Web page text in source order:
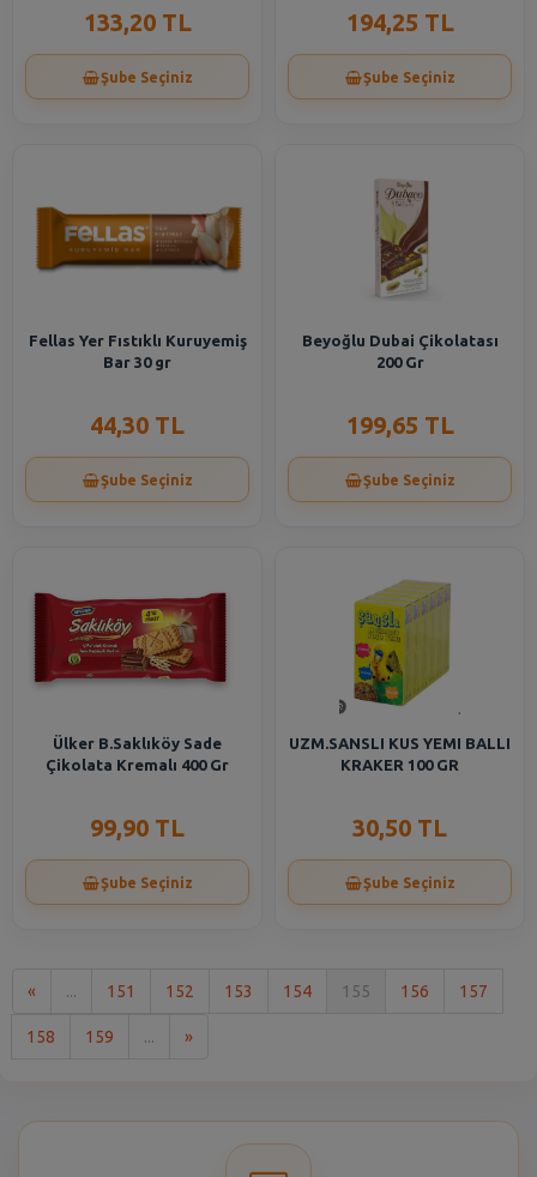
133,20 TL
Şube Seçiniz
194,25 TL
Şube Seçiniz
Fellas Yer Fıstıklı Kuruyemiş
Bar 30 gr
44,30 TL
Şube Seçiniz
Beyoğlu Dubai Çikolatası
200 Gr
199,65 TL
Şube Seçiniz
Ülker B.Saklıköy Sade
Çikolata Kremalı 400 Gr
99,90 TL
Şube Seçiniz
UZM.SANSLI KUS YEMI BALLI
KRAKER 100 GR
30,50 TL
Şube Seçiniz
« ... 151 152 153 154 155 156 157
158 159 ... »Son